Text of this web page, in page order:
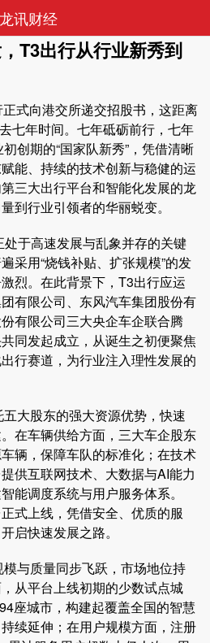
龙讯财经
T3出行从行业新秀到
式向港交所递交招股书，这距离
七年时间。七年砥砺前行，七年
创期的“国家队新秀”，凭借清晰
能、持续的技术创新与稳健的运
三大出行平台和智能化发展的龙
到行业引领者的华丽蜕变。
于高速发展与乱象并存的关键
采用“烧钱补贴、扩张规模”的发
烈。在此背景下，T3出行应运
有限公司、东风汽车集团股份有
有限公司三大央企车企联合腾
同发起成立，从诞生之初便聚焦
行赛道，为行业注入理性发展的
大股东的强大资源优势，快速
在车辆供给方面，三大车企股东
辆，保障车队的标准化；在技术
供互联网技术、大数据与AI能力
能调度系统与用户服务体系。
式上线，凭借安全、优质的服
启快速发展之路。
与质量同步飞跃，市场地位持
从平台上线初期的少数试点城
座城市，构建起覆盖全国的智慧
续延伸；在用户规模方面，注册